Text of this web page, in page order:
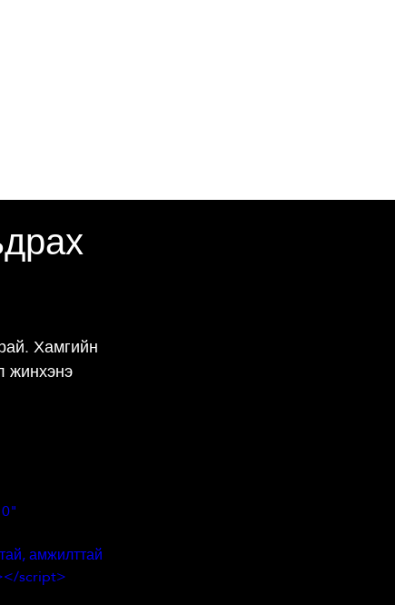
Хамгийн
жинхэнэ
амжилттай
script>